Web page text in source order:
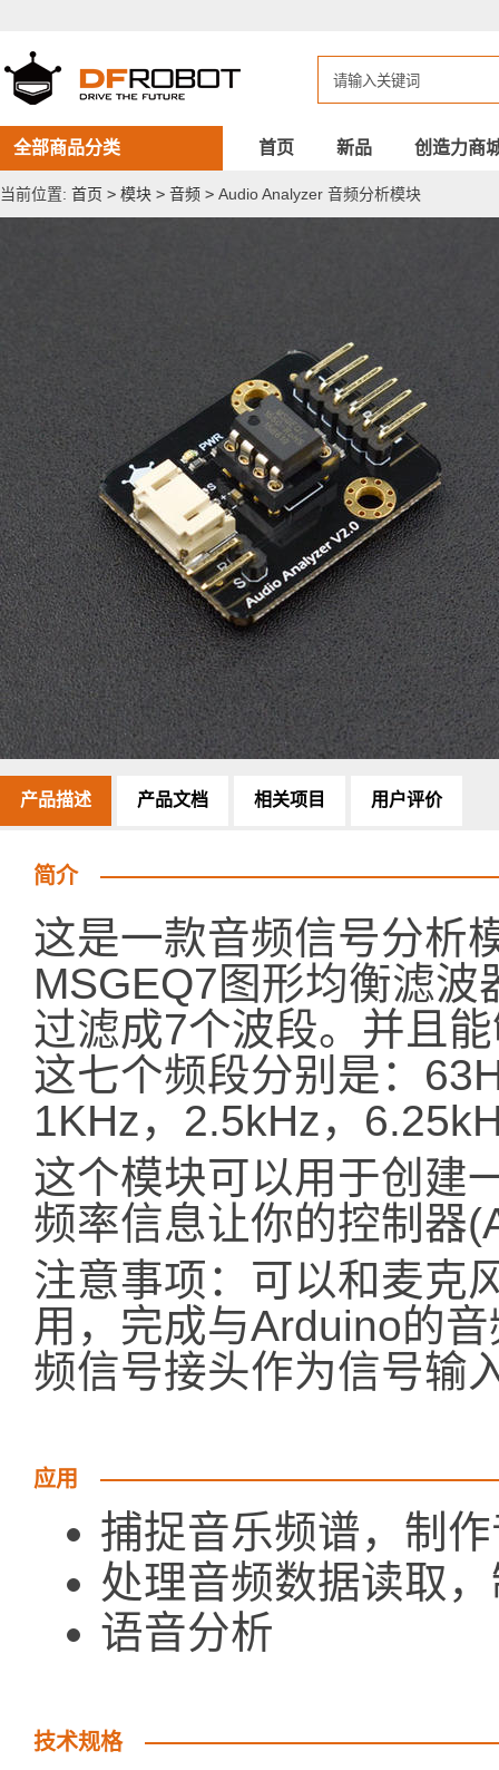
频
分
析
模
块
全部商品分类 首页 新品 创造力商
当前位置: 首页 > 模块 > 音频 > Audio Analyzer 音频分析模块
产品描述 产品文档 相关项目 用户评价
简介
这是一款音频信号分析
MSGEQ7图形均衡滤
过滤成7个波段。并且
这七个频段分别是：
1KHz，2.5kHz，
这个模块可以用于创建
频率信息让你的控制器
注意事项：可以和麦克
用，完成与Arduino的
频信号接头作为信号输
应用
捕捉音乐频谱，制
处理音频数据读取
语音分析
技术规格